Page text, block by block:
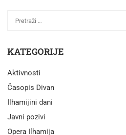
KATEGORIJE
Aktivnosti
Časopis Divan
Ilhamijini dani
Javni pozivi
Opera Ilhamija